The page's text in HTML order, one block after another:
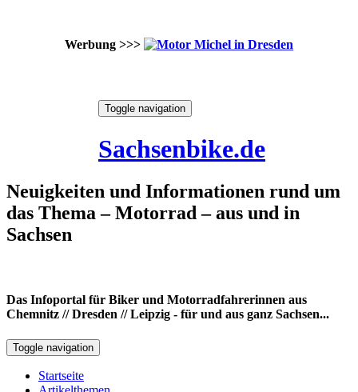
Werbung >>>
Toggle navigation
Sachsenbike.de
Neuigkeiten und Informationen rund um
das Thema – Motorrad – aus und in
Sachsen
Das Infoportal für Biker und Motorradfahrerinnen aus
Chemnitz // Dresden // Leipzig - für und aus ganz Sachsen...
Toggle navigation
Startseite